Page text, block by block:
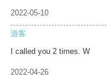
2022-05-10
游客
I called you 2 times. W
2022-04-26